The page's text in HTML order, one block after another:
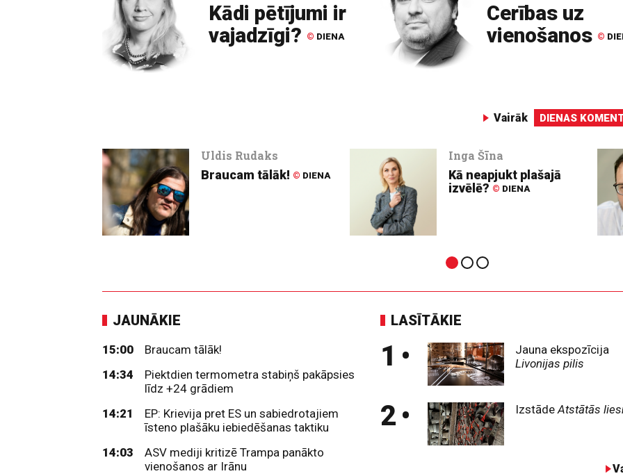
Kādi pētījumi ir
vajadzīgi? © DIENA
Cerības uz
vienošanos ©
Vairāk DIENAS
Uldis Rudaks
Braucam tālāk! © DIENA
Inga Šīna
Kā neapjukt plašajā
izvēlē? © DIENA
JAUNĀKIE
15:00
Braucam tālāk!
14:34
Piektdien termometra stabiņš pakāpsies
līdz +24 grādiem
14:21
EP: Krievija pret ES un sabiedrotajiem
īsteno plašāku iebiedēšanas taktiku
14:03
ASV mediji kritizē Trampa panākto
vienošanos ar Irānu
LASĪTĀKIE
1 •
Jauna ekspozīcija
Livonijas pilis
2 • Izstāde Atstātās